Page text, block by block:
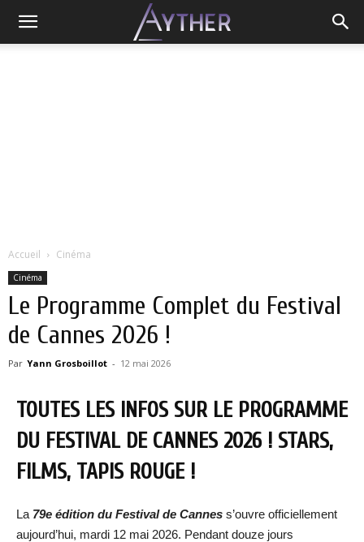
Accueil Cinéma
Cinéma
Le Programme Complet du Festival
de Cannes 2026 !
Par Yann Grosboillot - 12 mai 2026
TOUTES LES INFOS SUR LE PROGRAMME
DU FESTIVAL DE CANNES 2026 ! STARS,
FILMS, TAPIS ROUGE !
La 79e édition du Festival de Cannes s’ouvre officiellement
aujourd’hui, mardi 12 mai 2026. Pendant douze jours